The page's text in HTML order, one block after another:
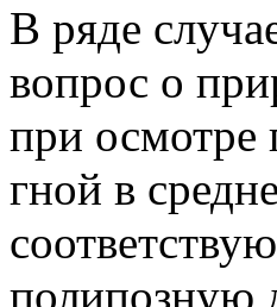
В ряде
вопрос о
при осмотре
гной в
полипозную